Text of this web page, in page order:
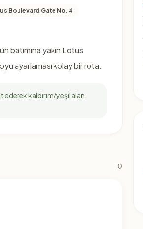
Boulevard Gate No. 4
batımına yakın Lotus
ayarlaması kolay bir rota.
ederek kaldırım/yeşil alan
0